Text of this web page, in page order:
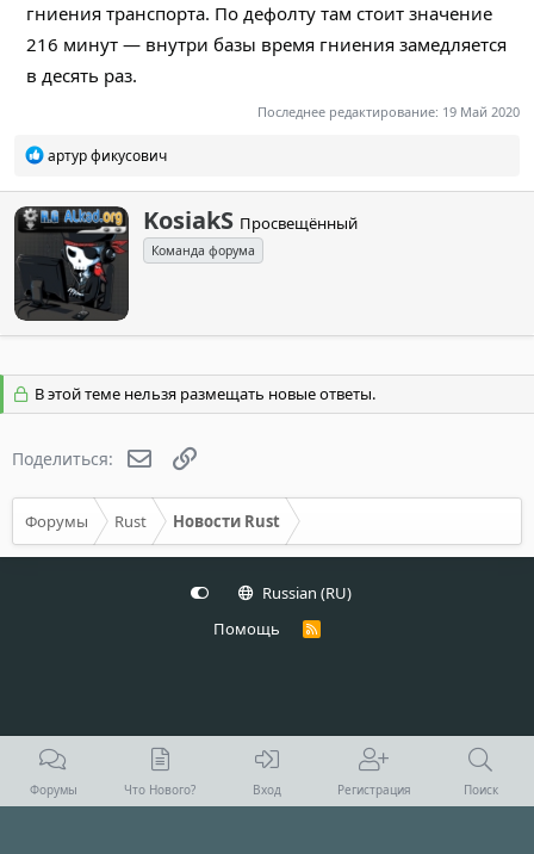
гниения транспорта. По дефолту там стоит значение
216 минут — внутри базы время гниения замедляется
в десять раз.
Последнее редактирование: 19 Май 2020
Р
а
к
ц
:
артур фикусович
А
в
т
KosiakS Просвещённый
Команда форума
В этой теме нельзя размещать новые ответы.
Поделиться: Электронная почта
Форумы Rust Новости Rust
Russian (RU)
Помощь
R
Форумы Что Нового? Вход Регистрация Поиск